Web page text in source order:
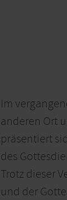
Im
anderen Ort
präsentiert
des
Trotz dieser
und der